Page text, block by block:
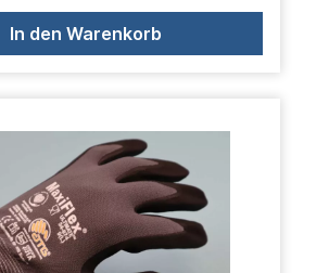
In den Warenkorb